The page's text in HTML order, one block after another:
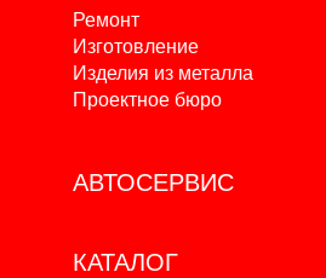
Ремонт
Изготовление
Изделия из металла
Проектное бюро
АВТОСЕРВИС
КАТАЛОГ